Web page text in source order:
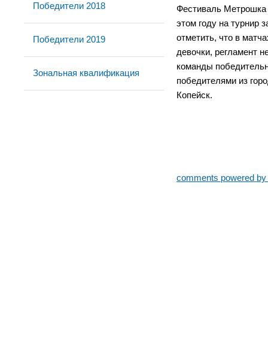
Победители 2018
Победители 2019
Зональная квалификация
Фестиваль Метрошка
этом году на турнир
отметить, что в
девочки, регламент
команды
победителями из
Копейск.
comments powered